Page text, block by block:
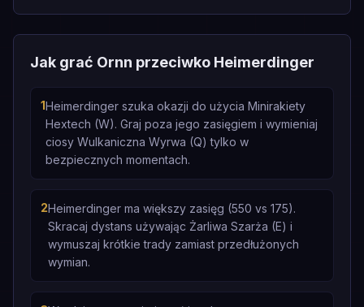
Jak grać Ornn przeciwko Heimerdinger
1Heimerdinger szuka okazji do użycia Minirakiety
Hextech (W). Graj poza jego zasięgiem i wymieniaj
ciosy Wulkaniczna Wyrwa (Q) tylko w
bezpiecznych momentach.
2Heimerdinger ma większy zasięg (550 vs 175).
Skracaj dystans używając Żarliwa Szarża (E) i
wymuszaj krótkie trady zamiast przedłużonych
wymian.